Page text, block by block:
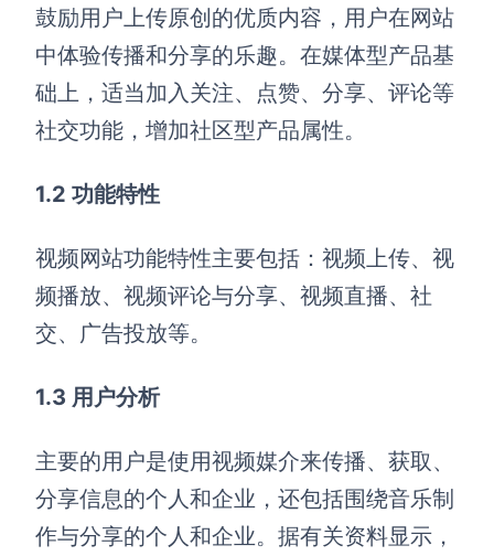
鼓励用户上传原创的优质内容，用户在网站
中体验传播和分享的乐趣。在媒体型产品基
础上，适当加入关注、点赞、分享、评论等
社交功能，增加社区型产品属性。
1.2 功能特性
视频网站功能特性主要包括：视频上传、视
频播放、视频评论与分享、视频直播、社
交、广告投放等。
1.3 用户分析
主要的用户是使用视频媒介来传播、获取、
分享信息的个人和企业，还包括围绕音乐制
作与分享的个人和企业。据有关资料显示，